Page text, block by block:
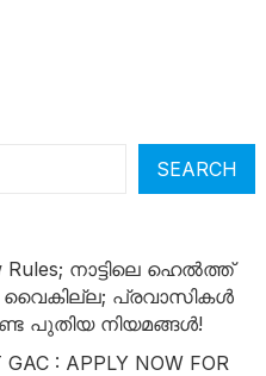
SEARCH
Rules; നാട്ടിലെ ഹെൽത്ത്
പ്രവാസികൾ
പുതിയ നിയമങ്ങൾ!
: APPLY NOW FOR